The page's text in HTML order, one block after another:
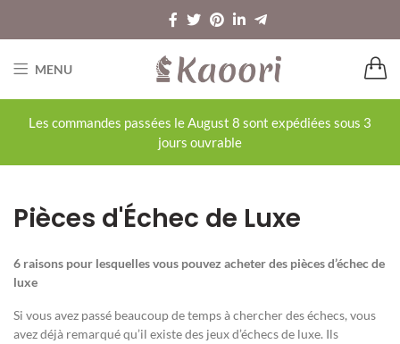
MENU
Les commandes passées le August 8 sont expédiées sous 3
jours ouvrable
Pièces d'Échec de Luxe
6 raisons pour lesquelles vous pouvez acheter des pièces d’échec de
luxe
Si vous avez passé beaucoup de temps à chercher des échecs, vous
avez déjà remarqué qu’il existe des jeux d’échecs de luxe. Ils